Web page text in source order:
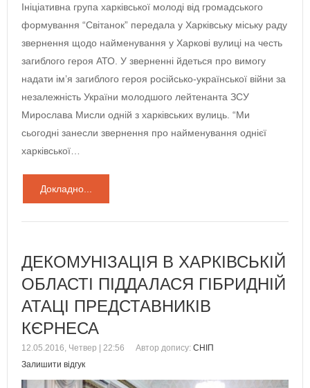
Ініціативна група харківської молоді від громадського
формування “Світанок” передала у Харківську міську раду
звернення щодо найменування у Харкові вулиці на честь
загиблого героя АТО. У зверненні йдеться про вимогу
надати ім’я загиблого героя російсько-української війни за
незалежність України молодшого лейтенанта ЗСУ
Мирослава Мисли одній з харківських вулиць. “Ми
сьогодні занесли звернення про найменування однієї
харківської…
Докладно...
ДЕКОМУНІЗАЦІЯ В ХАРКІВСЬКІЙ
ОБЛАСТІ ПІДДАЛАСЯ ГІБРИДНІЙ
АТАЦІ ПРЕДСТАВНИКІВ
КЄРНЕСА
12.05.2016, Четвер | 22:56 Автор допису: СНІП
Залишити відгук